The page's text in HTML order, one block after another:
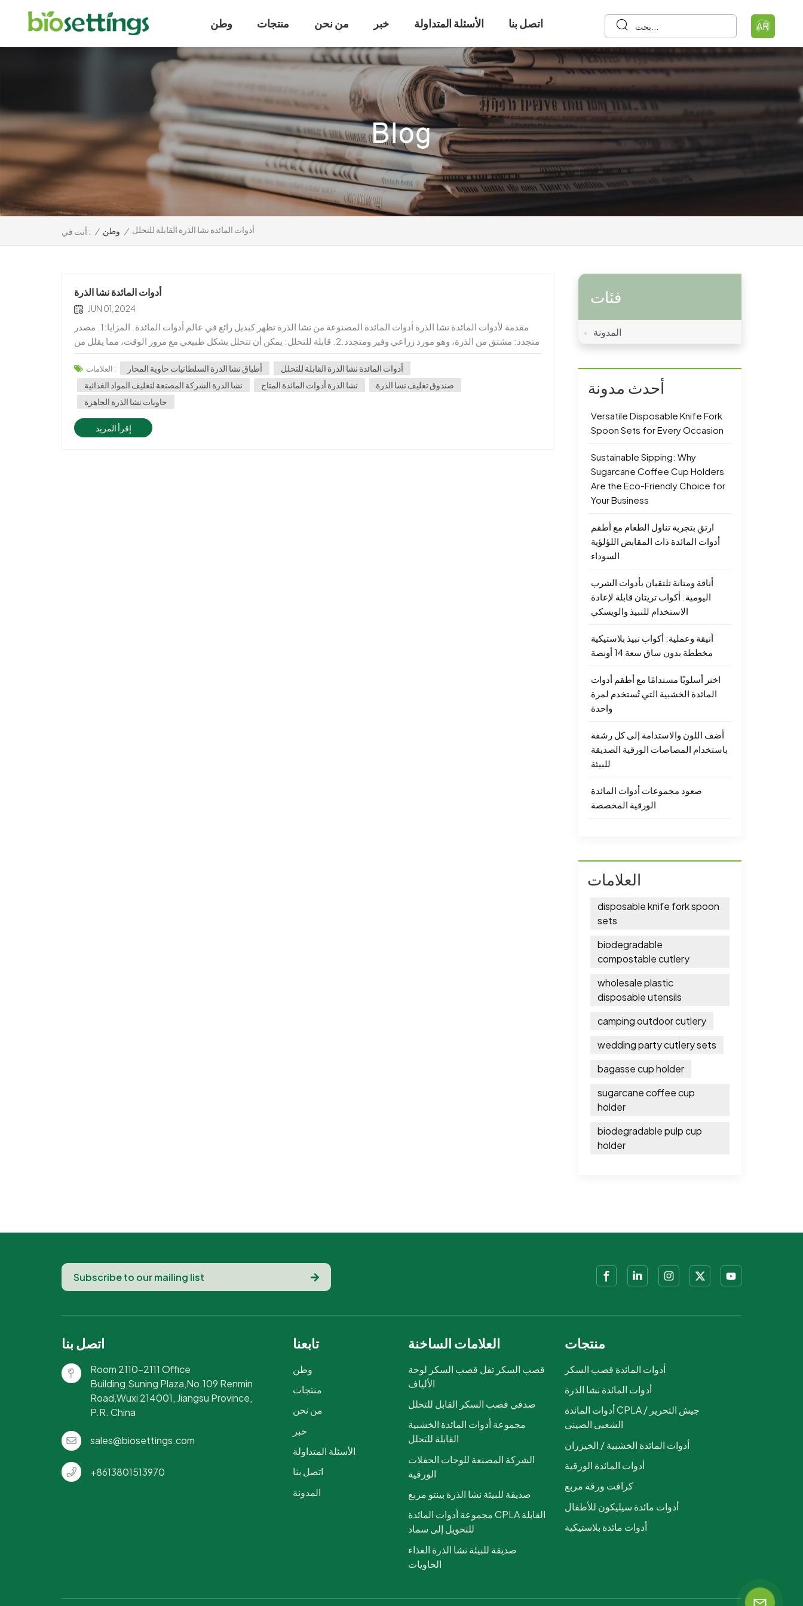
وطن منتجات من نحن خبر الأسئلة المتداولة اتصل بنا AR
أنت في : / وطن / أدوات المائدة نشا الذرة القابلة للتحلل
أدوات المائدة نشا الذرة
JUN 01, 2024
مقدمة لأدوات المائدة نشا الذرة أدوات المائدة المصنوعة من نشا الذرة تظهر كبديل رائع في عالم أدوات المائدة. المزايا:1. مصدر
متجدد: مشتق من الذرة، وهو مورد زراعي وفير ومتجدد.2. قابلة للتحلل: يمكن أن تتحلل بشكل طبيعي مع مرور الوقت، مما يقلل من
الضرر البيئي.3. آمنة وصحية: خالية من المواد الكيمي...
العلامات : أطباق نشا الذرة السلطانيات حاوية المحار
أدوات المائدة نشا الذرة القابلة للتحلل
نشا الذرة الشركة المصنعة لتغليف المواد الغذائية
نشا الذرة أدوات المائدة المتاح
صندوق تغليف نشا الذرة
حاويات نشا الذرة الجاهزة
إقرأ المزيد
فئات
المدونة
أحدث مدونة
Versatile Disposable Knife Fork
Spoon Sets for Every Occasion
Sustainable Sipping: Why
Sugarcane Coffee Cup Holders
Are the Eco-Friendly Choice for
Your Business
ارتقِ بتجربة تناول الطعام مع أطقم
أدوات المائدة ذات المقابض اللؤلؤية
أناقة ومتانة تلتقيان بأدوات الشرب
اليومية: أكواب تريتان قابلة لإعادة
الاستخدام للنبيذ والويسكي
أنيقة وعملية: أكواب نبيذ بلاستيكية
مخططة بدون ساق سعة 14 أونصة
اختر أسلوبًا مستدامًا مع أطقم أدوات
المائدة الخشبية التي تُستخدم لمرة
واحدة
أضف اللون والاستدامة إلى كل رشفة
باستخدام المصاصات الورقية الصديقة
للبيئة
صعود مجموعات أدوات المائدة
الورقية المخصصة
العلامات
disposable knife fork spoon
sets
biodegradable
compostable cutlery
wholesale plastic
disposable utensils
camping outdoor cutlery
wedding party cutlery sets
bagasse cup holder
sugarcane coffee cup
holder
biodegradable pulp cup
holder
اتصل بنا
Room 2110-2111 Office
Building,Suning Plaza,No.109 Renmin
Road,Wuxi 214001, Jiangsu Province,
P.R. China
sales@biosettings.com
+8613801513970
تابعنا
وطن
منتجات
من نحن
خبر
الأسئلة المتداولة
اتصل بنا
المدونة
العلامات الساخنة
قصب السكر تفل قصب السكر لوحة
الألياف
صدفي قصب السكر القابل للتحلل
مجموعة أدوات المائدة الخشبية
القابلة للتحلل
الشركة المصنعة للوحات الحفلات
الورقية
صديقة للبيئة نشا الذرة بينتو مربع
مجموعة أدوات المائدة CPLA القابلة
للتحويل إلى سماد
صديقة للبيئة نشا الذرة الغذاء
الحاويات
منتجات
أدوات المائدة قصب السكر
أدوات المائدة نشا الذرة
أدوات المائدة CPLA / جيش التحرير
الشعبى الصينى
أدوات المائدة الخشبية / الخيزران
أدوات المائدة الورقية
كرافت ورقة مربع
أدوات مائدة سيليكون للأطفال
أدوات مائدة بلاستيكية